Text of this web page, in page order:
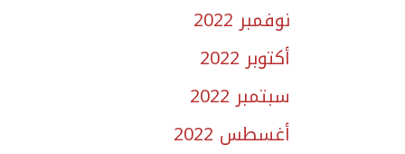
نوفمبر 2022
أكتوبر 2022
سبتمبر 2022
أغسطس 2022